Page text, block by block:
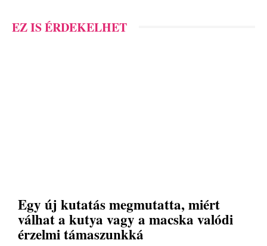
EZ IS ÉRDEKELHET
Egy új kutatás megmutatta, miért
válhat a kutya vagy a macska valódi
érzelmi támaszunkká